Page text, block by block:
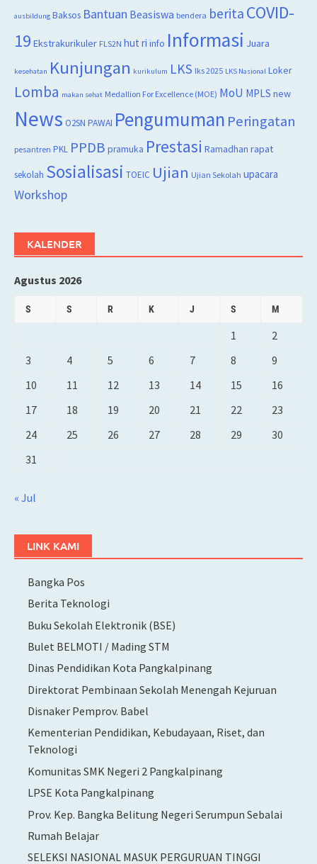
ausbildung Baksos Bantuan Beasiswa bendera berita COVID-
19 Ekstrakurikuler FLS2N hut ri info Informasi Juara
kesehatan Kunjungan kurikulum LKS lks 2025 LKS Nasional Loker
Lomba makan sehat Medallion For Excellence (MOE) MoU MPLS new
News O2SN PAWAI Pengumuman Peringatan
pesantren PKL PPDB pramuka Prestasi Ramadhan rapat
sekolah Sosialisasi TOEIC Ujian Ujian Sekolah upacara
Workshop
KALENDER
Agustus 2026
S S R K J S M
1
2
3
4 5 6 7 8
9
10
11 12 13 14 15
16
17
18 19 20 21 22
23
24
25 26 27 28 29
30
31
« Jul
LINK KAMI
Bangka Pos
Berita Teknologi
Buku Sekolah Elektronik (BSE)
Bulet BELMOTI / Mading STM
Dinas Pendidikan Kota Pangkalpinang
Direktorat Pembinaan Sekolah Menengah Kejuruan
Disnaker Pemprov. Babel
Kementerian Pendidikan, Kebudayaan, Riset, dan
Teknologi
Komunitas SMK Negeri 2 Pangkalpinang
LPSE Kota Pangkalpinang
Prov. Kep. Bangka Belitung Negeri Serumpun Sebalai
Rumah Belajar
SELEKSI NASIONAL MASUK PERGURUAN TINGGI